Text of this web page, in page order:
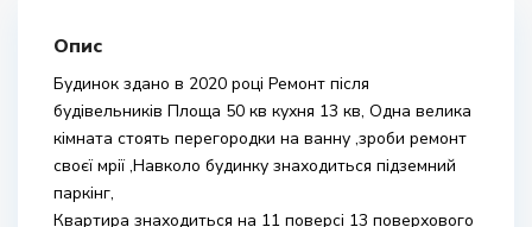
Опис
Будинок здано в 2020 році Ремонт після
будівельників Площа 50 кв кухня 13 кв, Одна велика
кімната стоять перегородки на ванну ,зроби ремонт
своєї мрії ,Навколо будинку знаходиться підземний
паркінг,
Квартира знаходиться на 11 поверсі 13 поверхового